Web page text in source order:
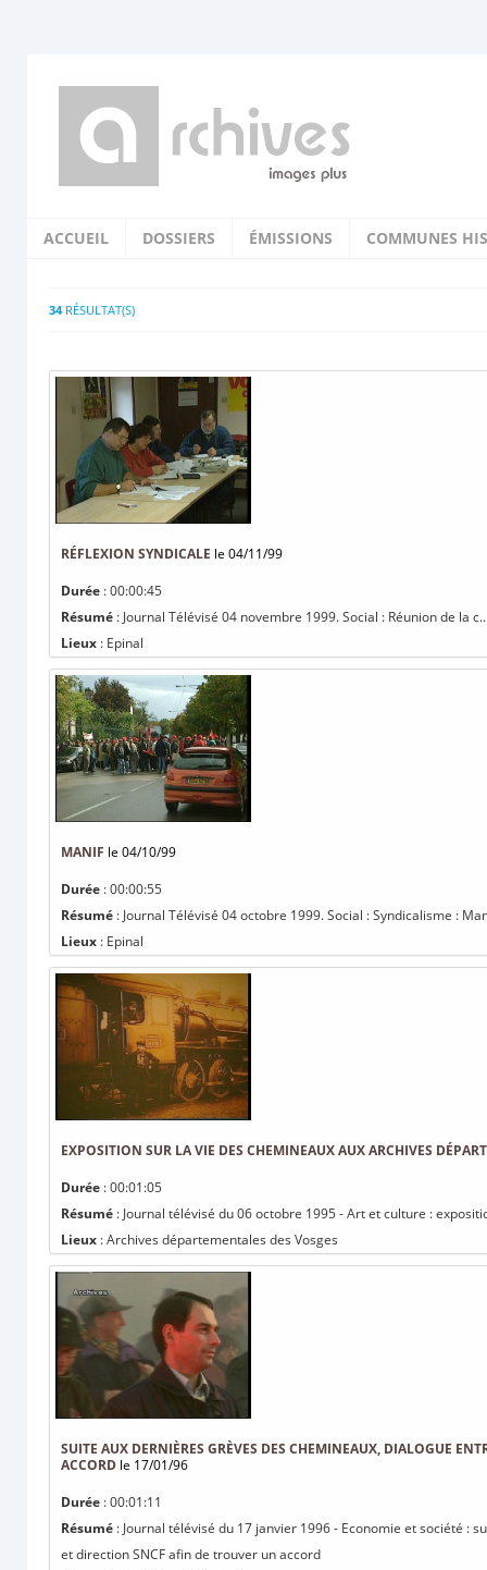
ACCUEIL DOSSIERS ÉMISSIONS COMMUNES
34RÉSULTAT(S)
RÉFLEXION SYNDICALE le 04/11/99
Durée : 00:00:45
Résumé : Journal Télévisé 04 novembre 1999. Social : Réunion de la
Lieux : Epinal
MANIF le 04/10/99
Durée : 00:00:55
Résumé : Journal Télévisé 04 octobre 1999. Social : Syndicalisme :
Lieux : Epinal
EXPOSITION SUR LA VIE DES CHEMINEAUX AUX ARCHIVES
Durée : 00:01:05
Résumé : Journal télévisé du 06 octobre 1995 - Art et culture :
Lieux : Archives départementales des Vosges
SUITE AUX DERNIÈRES GRÈVES DES CHEMINEAUX, DIALOGUE
ACCORD le 17/01/96
Durée : 00:01:11
Résumé : Journal télévisé du 17 janvier 1996 - Economie et société :
et direction SNCF afin de trouver un accord